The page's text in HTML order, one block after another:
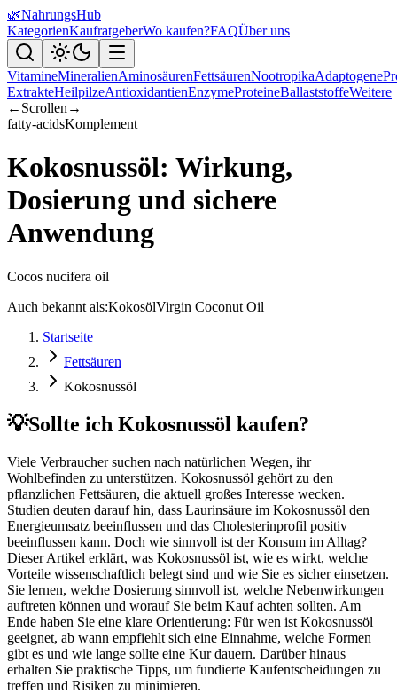
🌿NahrungsHub
KategorienKaufratgeberWo kaufen?FAQÜber uns
VitamineMineralienAminosäurenFettsäurenNootropikaAdaptogene
ExtrakteHeilpilzeAntioxidantienEnzymeProteineBallaststoffeWeitere
← Scrollen →
fatty-acidsKomplement
Kokosnussöl: Wirkung,
Dosierung und sichere
Anwendung
Cocos nucifera oil
Auch bekannt als:KokosölVirgin Coconut Oil
Startseite
Fettsäuren
Kokosnussöl
💡Sollte ich Kokosnussöl kaufen?
Viele Verbraucher suchen nach natürlichen Wegen, ihr
Wohlbefinden zu unterstützen. Kokosnussöl gehört zu den
pflanzlichen Fettsäuren, die aktuell großes Interesse wecken.
Studien deuten darauf hin, dass Laurinsäure im Kokosnussöl den
Energieumsatz beeinflussen und das Cholesterinprofil positiv
beeinflussen kann. Doch wie sinnvoll ist der Konsum im Alltag?
Dieser Artikel erklärt, was Kokosnussöl ist, wie es wirkt, welche
Vorteile wissenschaftlich belegt sind und wie Sie es sicher einsetzen.
Sie lernen, welche Dosierung sinnvoll ist, welche Nebenwirkungen
auftreten können und worauf Sie beim Kauf achten sollten. Am
Ende haben Sie eine klare Orientierung: Für wen ist Kokosnussöl
geeignet, ab wann empfiehlt sich eine Einnahme, welche Formen
gibt es und wie lange sollte eine Kur dauern. Darüber hinaus
erhalten Sie praktische Tipps, um fundierte Kaufentscheidungen zu
treffen und Risiken zu minimieren.